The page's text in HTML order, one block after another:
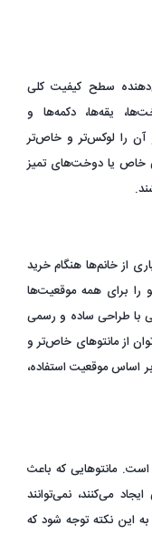
سطح کیفیت کلی
یقه‌ها، دکمه‌ها و
آن را لوکس‌تر و خاص‌تر
خاص یا دوخت‌های تمیز
از خانم‌ها هنگام خرید
را برای همه موقعیت‌ها
با طراحی ساده و رسمی
از مانتوهای خاص‌تر و
اساس موقعیت استفاده،
است. مانتوهایی که باعث
می‌کنند، نمی‌توانند
به این نکته توجه شود که